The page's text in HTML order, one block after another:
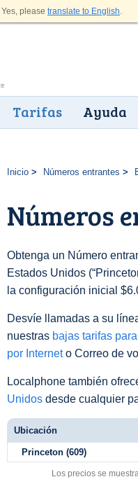
Yes, please translate to English.
Tarifas Ayuda
Inicio Números entrantes
Números
Obtenga un Número
Estados Unidos
la configuración inicial
Desvíe llamadas a su
nuestras bajas tarifas
por Interneto Correo de
Localphone también
Unidos desde cualquier
Ubicación
Princeton (609)
Los precios se